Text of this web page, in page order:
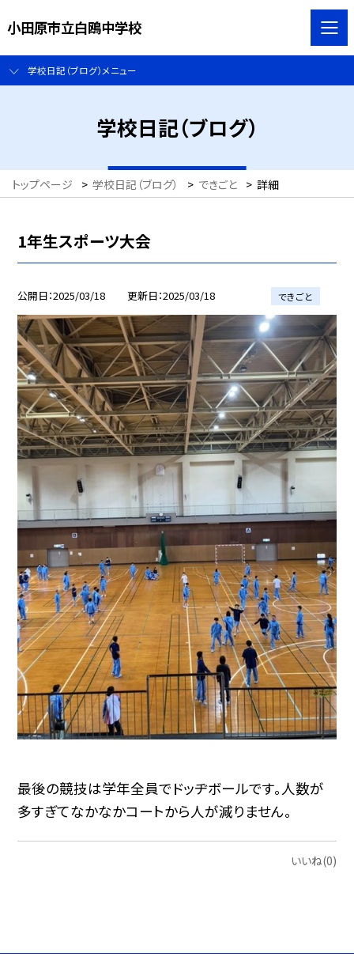
小田原市立白鴎中学校
学校日記（ブログ）メニュー
学校日記（ブログ）
トップページ > 学校日記（ブログ） > できごと > 詳細
1年生スポーツ大会
公開日 2025/03/18 更新日 2025/03/18 できごと
最後の競技は学年全員でドッヂボールです。人数が
多すぎてなかなかコートから人が減りません。
いいね(0)